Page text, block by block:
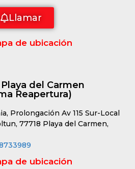
Llamar
de ubicación
del Carmen
Reapertura)
Prolongación Av 115 Sur-Local
77718 Playa del Carmen,
de ubicación